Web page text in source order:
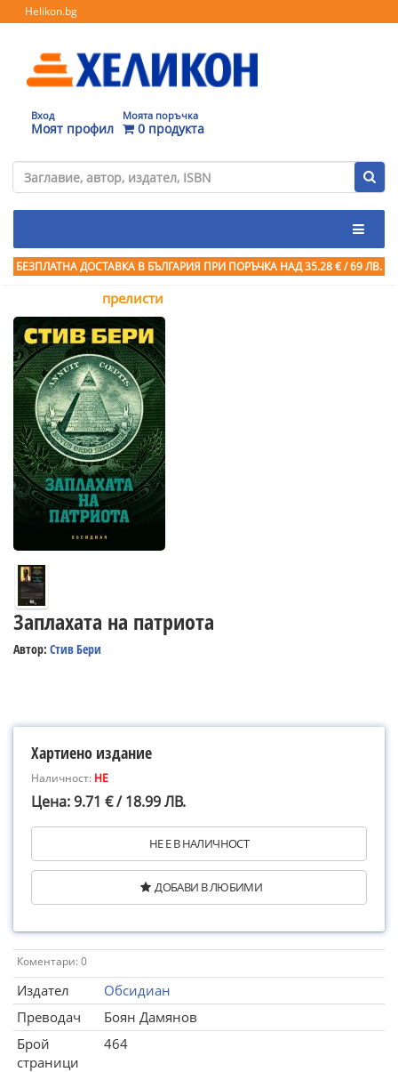
Helikon.bg
Вход
Моят профил
Моята поръчка
0 продукта
БЕЗПЛАТНА ДОСТАВКА В БЪЛГАРИЯ ПРИ ПОРЪЧКА НАД 35.28 € / 69 ЛВ.
прелисти
Заплахата на патриота
Автор: Стив Бери
Хартиено издание
Наличност: НЕ
Цена: 9.71 € / 18.99 ЛВ.
НЕ Е В НАЛИЧНОСТ
ДОБАВИ В ЛЮБИМИ
Коментари: 0
Издател
Обсидиан
Преводач
Боян Дамянов
Брой
страници
464